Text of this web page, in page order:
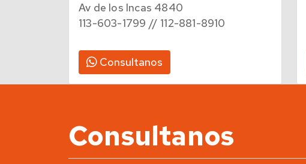
Av de los Incas 4840
113-603-1799 // 112-881-8910
Consultanos
Consultanos